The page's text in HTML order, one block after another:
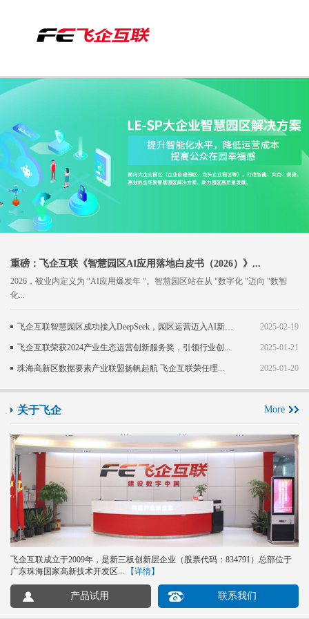
重磅：飞企互联《智慧园区AI应用落地白皮书（2026）》...
2026，被业内定义为 "AI应用爆发年 "。智慧园区站在从 "数字化 "迈向 "数智
化...
飞企互联智慧园区成功接入DeepSeek，园区运营迈入AI新阶段 2025-02-19
飞企互联荣获2024产业生态运营创新服务奖，引领行业创... 2025-01-21
珠海高新区数据要素产业联盟扬帆起航 飞企互联荣任理... 2025-01-20
关于飞企 More
飞企互联成立于2009年，是新三板创新层企业（股票代码：834791）总部位于
广东珠海国家高新技术开发区...
【详情】
产品试用 联系我们